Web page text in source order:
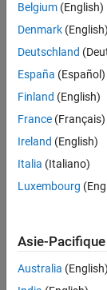
Belgium (English)
Denmark (English)
Deutschland
España (Español)
Finland (English)
France (Français)
Ireland (English)
Italia (Italiano)
Luxembourg
Asie-Pacifique
Australia (English)
Lutte anti-
© 1994-2026